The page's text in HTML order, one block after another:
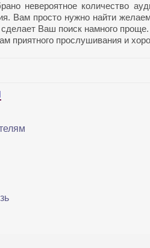
невероятное количество
Вам просто нужно найти
сделает Ваш поиск намного проще.
приятного прослушивания и